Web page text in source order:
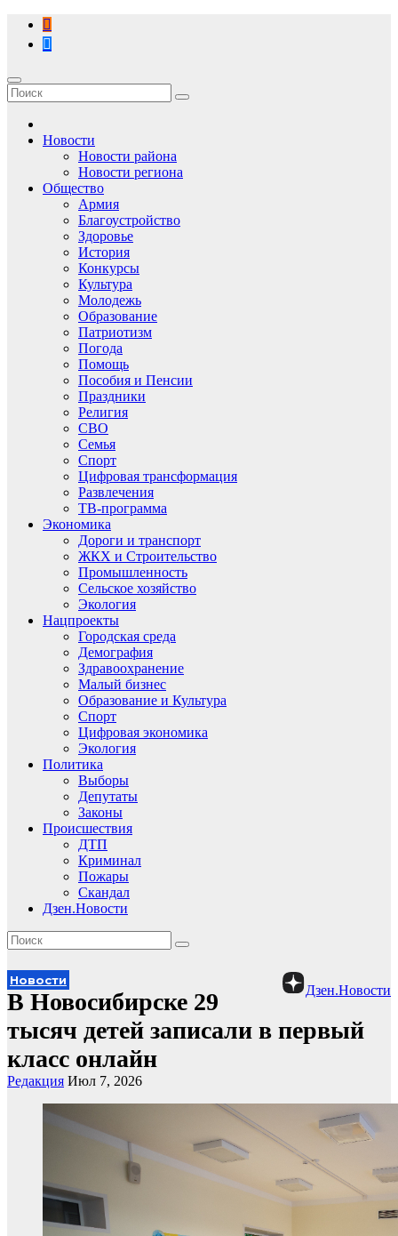
Перейти
содержимому
Новости
Новости района
Новости региона
Общество
Армия
Благоустройство
Здоровье
История
Конкурсы
Культура
Молодежь
Образование
Патриотизм
Погода
Помощь
Пособия и Пенсии
Праздники
Религия
СВО
Семья
Спорт
Цифровая трансформация
Развлечения
ТВ-программа
Экономика
Дороги и транспорт
ЖКХ и Строительство
Промышленность
Сельское хозяйство
Экология
Нацпроекты
Городская среда
Демография
Здравоохранение
Малый бизнес
Образование и Культура
Спорт
Цифровая экономика
Экология
Политика
Выборы
Депутаты
Законы
Происшествия
ДТП
Криминал
Пожары
Скандал
Дзен.Новости
Дзен.Новости
Новости
В Новосибирске 29
тысяч детей записали в первый
класс онлайн
Редакция Июл 7, 2026